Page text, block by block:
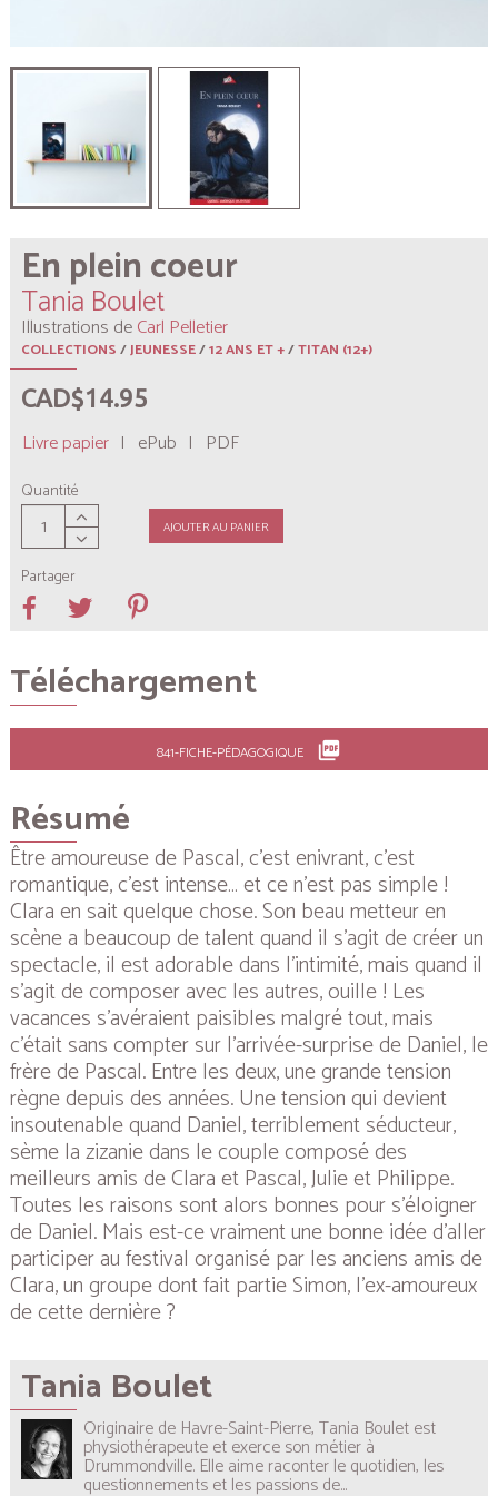
En plein coeur
Tania Boulet
Illustrations deCarl Pelletier
COLLECTIONS/JEUNESSE/12 ANS ET +/TITAN (12+)
CAD$14.95
Livre papier | ePub | PDF
Quantité
AJOUTER AU PANIER
Partager
Téléchargement
841-FICHE-PÉDAGOGIQUE picture_as_pdf
Résumé
Être amoureuse de Pascal, c’est enivrant, c’est
romantique, c’est intense… et ce n’est pas simple !
Clara en sait quelque chose. Son beau metteur en
scène a beaucoup de talent quand il s’agit de créer un
spectacle, il est adorable dans l’intimité, mais quand il
s’agit de composer avec les autres, ouille ! Les
vacances s’avéraient paisibles malgré tout, mais
c’était sans compter sur l’arrivée-surprise de Daniel, le
frère de Pascal. Entre les deux, une grande tension
règne depuis des années. Une tension qui devient
insoutenable quand Daniel, terriblement séducteur,
sème la zizanie dans le couple composé des
meilleurs amis de Clara et Pascal, Julie et Philippe.
Toutes les raisons sont alors bonnes pour s’éloigner
de Daniel. Mais est-ce vraiment une bonne idée d’aller
participer au festival organisé par les anciens amis de
Clara, un groupe dont fait partie Simon, l’ex-amoureux
de cette dernière ?
Tania Boulet
Originaire de Havre-Saint-Pierre, Tania Boulet est
physiothérapeute et exerce son métier à
Drummondville. Elle aime raconter le quotidien, les
questionnements et les passions de...